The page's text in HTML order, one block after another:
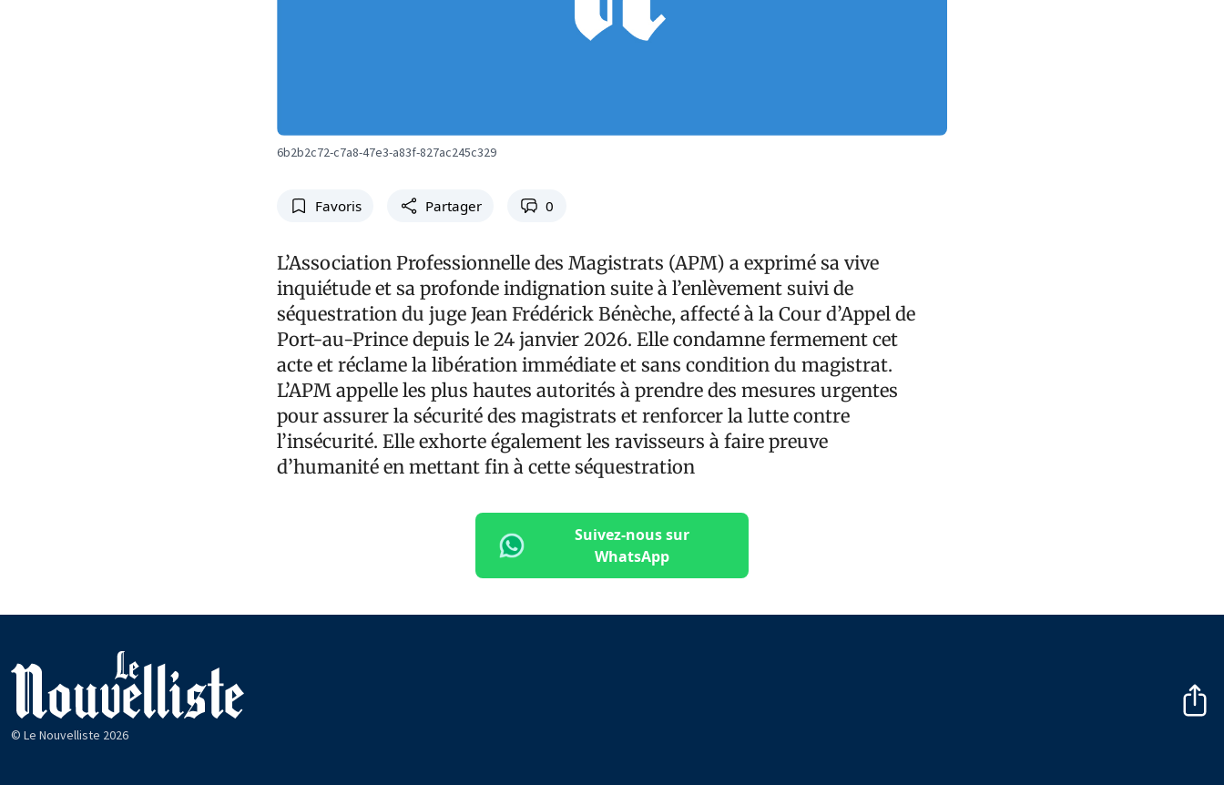
6b2b2c72-c7a8-47e3-a83f-827ac245c329
Favoris Partager 0
L’Association Professionnelle des Magistrats (APM) a exprimé sa vive
inquiétude et sa profonde indignation suite à l’enlèvement suivi de
séquestration du juge Jean Frédérick Bénèche, affecté à la Cour d’Appel de
Port-au-Prince depuis le 24 janvier 2026. Elle condamne fermement cet
acte et réclame la libération immédiate et sans condition du magistrat.
L’APM appelle les plus hautes autorités à prendre des mesures urgentes
pour assurer la sécurité des magistrats et renforcer la lutte contre
l’insécurité. Elle exhorte également les ravisseurs à faire preuve
d’humanité en mettant fin à cette séquestration
Suivez-nous sur
WhatsApp
© Le Nouvelliste 2026